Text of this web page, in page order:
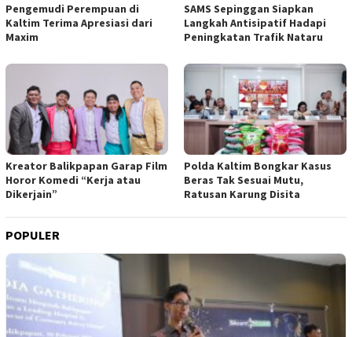
Pengemudi Perempuan di
Kaltim Terima Apresiasi dari
Maxim
SAMS Sepinggan Siapkan
Langkah Antisipatif Hadapi
Peningkatan Trafik Nataru
Kreator Balikpapan Garap Film
Horor Komedi “Kerja atau
Dikerjain”
Polda Kaltim Bongkar Kasus
Beras Tak Sesuai Mutu,
Ratusan Karung Disita
POPULER